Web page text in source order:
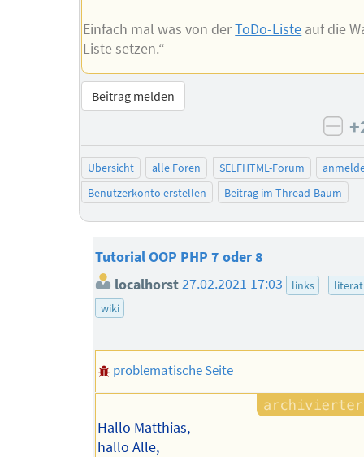
--
Einfach mal was von derToDo-Liste auf die
Liste setzen.“
Beitrag melden
Übersicht alle Foren SELFHTML-Forum
Benutzerkonto erstellen
Beitrag im Thread-Baum
Tutorial OOP PHP 7 oder 8
localhorst27.02.2021 17:03 links
wiki
problematische Seite
Hallo Matthias,
hallo Alle,